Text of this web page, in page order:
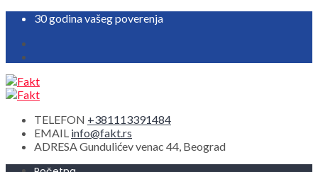
30 godina vašeg poverenja
TELEFON +381113391484
EMAIL info@fakt.rs
ADRESAGundulićev venac 44, Beograd